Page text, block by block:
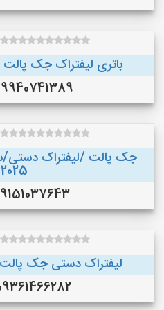
باتری لیفتراک جک
09940741389
جک پالت /لیفتراک دستی/
2025...
09151037643
لیفتراک دستی جک پالت
09361466282